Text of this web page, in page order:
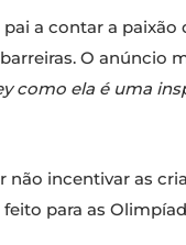
a contar a
O anúncio
como ela é uma
incentivar as
para as